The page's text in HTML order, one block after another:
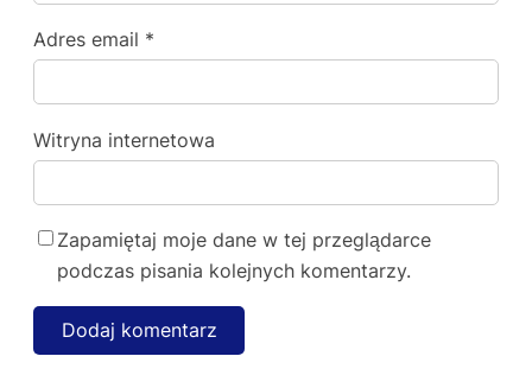
Adres email *
Witryna internetowa
Zapamiętaj moje dane w tej przeglądarce
podczas pisania kolejnych komentarzy.